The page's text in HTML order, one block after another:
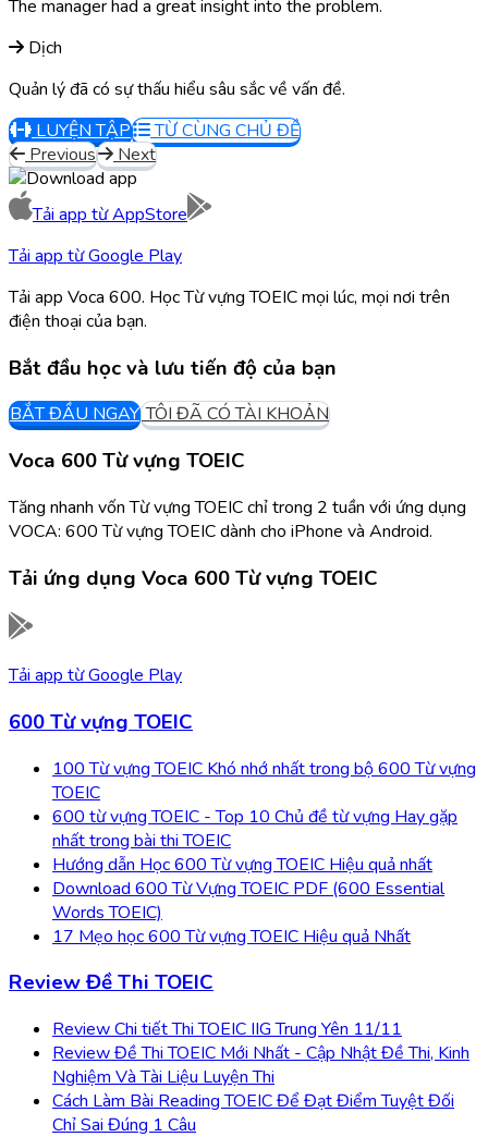
The manager had a great insight into the problem.
Dịch
Quản lý đã có sự thấu hiểu sâu sắc về vấn đề.
LUYỆN TẬP
TỪ CÙNG CHỦ ĐỀ
Previous
Next
Tải app từAppStore
Tải app từGoogle Play
Tải app Voca 600. Học Từ vựng TOEIC mọi lúc, mọi nơi trên
điện thoại của bạn.
Bắt đầu học và lưu tiến độ của bạn
BẮT ĐẦU NGAY TÔI ĐÃ CÓ TÀI KHOẢN
Voca 600 Từ vựng TOEIC
Tăng nhanh vốn Từ vựng TOEIC chỉ trong 2 tuần với ứng dụng
VOCA: 600 Từ vựng TOEIC dành cho iPhone và Android.
Tải ứng dụng Voca 600 Từ vựng TOEIC
Tải app từGoogle Play
600 Từ vựng TOEIC
100 Từ vựng TOEIC Khó nhớ nhất trong bộ 600 Từ vựng
TOEIC
600 từ vựng TOEIC - Top 10 Chủ đề từ vựng Hay gặp
nhất trong bài thi TOEIC
Hướng dẫn Học 600 Từ vựng TOEIC Hiệu quả nhất
Download 600 Từ Vựng TOEIC PDF (600 Essential
Words TOEIC)
17 Mẹo học 600 Từ vựng TOEIC Hiệu quả Nhất
Review Đề Thi TOEIC
Review Chi tiết Thi TOEIC IIG Trung Yên 11/11
Review Đề Thi TOEIC Mới Nhất - Cập Nhật Đề Thi, Kinh
Nghiệm Và Tài Liệu Luyện Thi
Cách Làm Bài Reading TOEIC Để Đạt Điểm Tuyệt Đối
Chỉ Sai Đúng 1 Câu